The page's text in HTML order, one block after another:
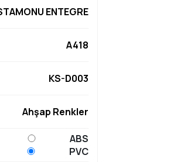
ENTEGRE
A418
KS-D003
Ahşap Renkler
ABS
PVC